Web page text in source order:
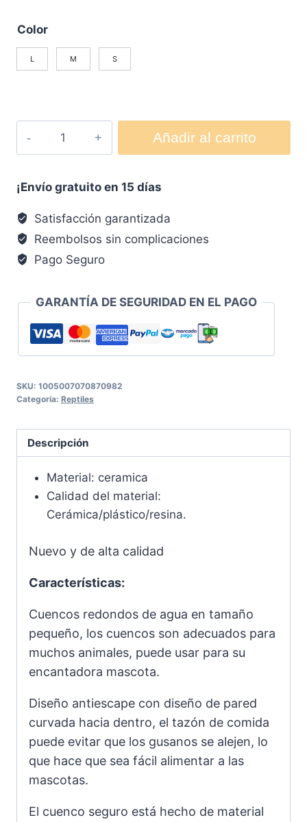
Color
L M S
Añadir al carrito
¡Envío gratuito en 15 días
Satisfacción garantizada
Reembolsos sin complicaciones
Pago Seguro
GARANTÍA DE SEGURIDAD EN EL PAGO
SKU: 1005007070870982
Categoría: Reptiles
Descripción
Material: ceramica
Calidad del material:
Cerámica/plástico/resina.
Nuevo y de alta calidad
Características:
Cuencos redondos de agua en tamaño
pequeño, los cuencos son adecuados para
muchos animales, puede usar para su
encantadora mascota.
Diseño antiescape con diseño de pared
curvada hacia dentro, el tazón de comida
puede evitar que los gusanos se alejen, lo
que hace que sea fácil alimentar a las
mascotas.
El cuenco seguro está hecho de material